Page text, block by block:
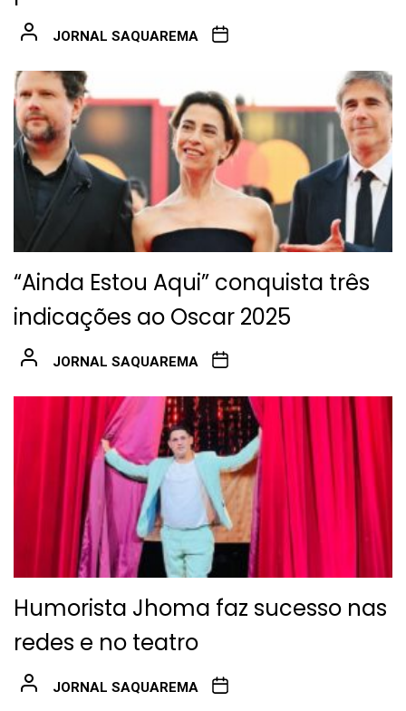
JORNAL SAQUAREMA
“Ainda Estou Aqui” conquista três
indicações ao Oscar 2025
JORNAL SAQUAREMA
Humorista Jhoma faz sucesso nas
redes e no teatro
JORNAL SAQUAREMA